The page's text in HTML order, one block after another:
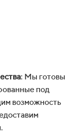
: Мы готовы
под
возможность